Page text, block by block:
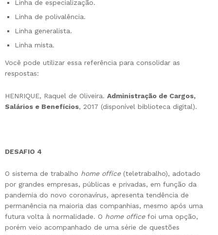
Linha de especialização.
Linha de polivalência.
Linha generalista.
Linha mista.
Você pode utilizar essa referência para consolidar as
respostas:
HENRIQUE, Raquel de Oliveira. Administração de Cargos,
Salários e Benefícios, 2017 (disponível biblioteca digital).
DESAFIO 4
O sistema de trabalho home office (teletrabalho), adotado
por grandes empresas, públicas e privadas, em função da
pandemia do novo coronavírus, apresenta tendência de
permanência na maioria das companhias, mesmo após uma
futura volta à normalidade. O home office foi uma opção,
porém veio acompanhado de uma série de questões